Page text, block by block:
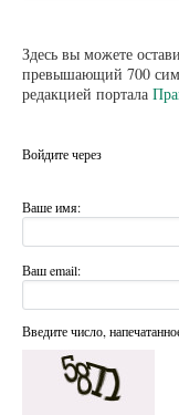
Здесь вы можете
превышающий 700
редакцией портала
Войдите через
Ваше имя:
Ваш email:
Введите число,